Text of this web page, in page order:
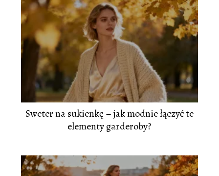
Sweter na sukienkę – jak modnie łączyć te
elementy garderoby?